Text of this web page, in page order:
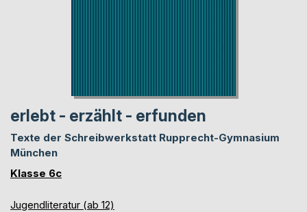
erlebt - erzählt - erfunden
Texte der Schreibwerkstatt Rupprecht-Gymnasium
München
Klasse 6c
Jugendliteratur (ab 12)